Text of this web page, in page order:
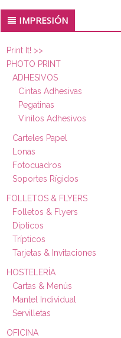
Primary
Sidebar
IMPRESIÓN
Print It! >>
PHOTO PRINT
ADHESIVOS
Cintas Adhesivas
Pegatinas
Vinilos Adhesivos
Carteles Papel
Lonas
Fotocuadros
Soportes Rígidos
FOLLETOS & FLYERS
Folletos & Flyers
Dípticos
Trípticos
Tarjetas & Invitaciones
HOSTELERÍA
Cartas & Menús
Mantel Individual
Servilletas
OFICINA